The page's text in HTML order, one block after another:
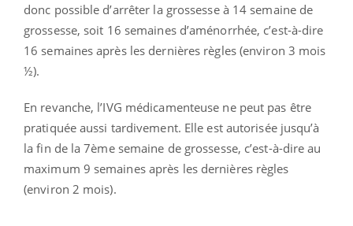
donc possible d’arrêter la grossesse à 14 semaine de
grossesse, soit 16 semaines d’aménorrhée, c’est-à-dire
16 semaines après les dernières règles (environ 3 mois
½).
En revanche, l’IVG médicamenteuse ne peut pas être
pratiquée aussi tardivement. Elle est autorisée jusqu’à
la fin de la 7ème semaine de grossesse, c’est-à-dire au
maximum 9 semaines après les dernières règles
(environ 2 mois).